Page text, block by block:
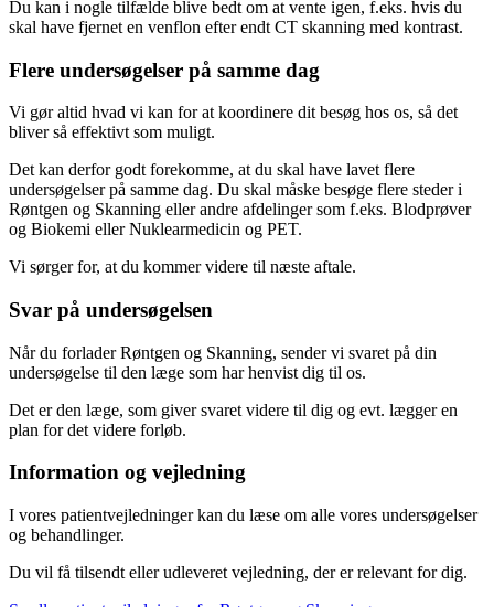
Du kan i nogle tilfælde blive bedt om at vente igen, f.eks. hvis du
skal have fjernet en venflon efter endt CT skanning med kontrast.
Flere undersøgelser på samme dag
Vi gør altid hvad vi kan for at koordinere dit besøg hos os, så det
bliver så effektivt som muligt.
Det kan derfor godt forekomme, at du skal have lavet flere
undersøgelser på samme dag. Du skal måske besøge flere steder i
Røntgen og Skanning eller andre afdelinger som f.eks. Blodprøver
og Biokemi eller Nuklearmedicin og PET.
Vi sørger for, at du kommer videre til næste aftale.
Svar på undersøgelsen
Når du forlader Røntgen og Skanning, sender vi svaret på din
undersøgelse til den læge som har henvist dig til os.
Det er den læge, som giver svaret videre til dig og evt. lægger en
plan for det videre forløb.
Information og vejledning
I vores patientvejledninger kan du læse om alle vores undersøgelser
og behandlinger.
Du vil få tilsendt eller udleveret vejledning, der er relevant for dig.